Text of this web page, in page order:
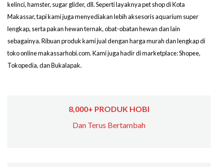
kelinci, hamster, sugar glider, dll. Seperti layaknya pet shop di Kota
Makassar, tapi kami juga menyediakan lebih aksesoris aquarium super
lengkap, serta pakan hewan ternak, obat-obatan hewan dan lain
sebagainya. Ribuan produk kami jual dengan harga murah dan lengkap di
toko online makassarhobi.com. Kami juga hadir di marketplace: Shopee,
Tokopedia, dan Bukalapak.
8,000+ PRODUK HOBI
Dan Terus Bertambah